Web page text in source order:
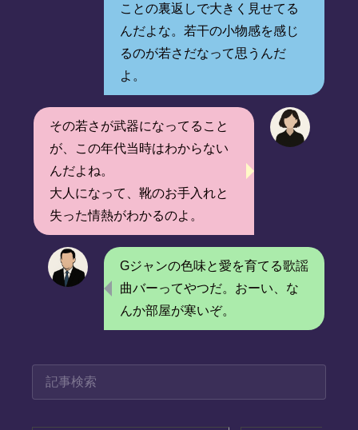
ことの裏返しで大きく見せてる
んだよな。若干の小物感を感じ
るのが若さだなって思うんだ
よ。
その若さが武器になってること
が、この年代当時はわからない
んだよね。
大人になって、靴のお手入れと
失った情熱がわかるのよ。
Gジャンの色味と愛を育てる歌謡
曲バーってやつだ。おーい、な
んか部屋が寒いぞ。